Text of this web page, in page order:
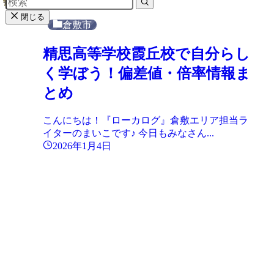
倉敷市
精思高等学校霞丘校で自分らし
く学ぼう！偏差値・倍率情報ま
とめ
こんにちは！『ローカログ』倉敷エリア担当ラ
イターのまいこです♪ 今日もみなさん...
2026年1月4日
閉じる